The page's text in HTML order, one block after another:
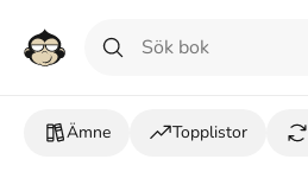
Ämne Topplistor